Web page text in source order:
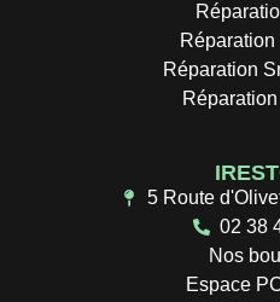
Réparation
5 Route
02 38
Nos
Espace